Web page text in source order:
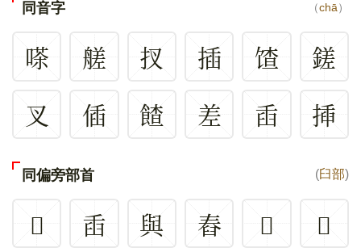
同音字 （chā）
嗏 艖 扠 插 馇
鎈
叉
偛 餷 差 臿 揷
同偏旁部首 (臼部)
𦧅 臿 與 舂 𦦩
𦦅